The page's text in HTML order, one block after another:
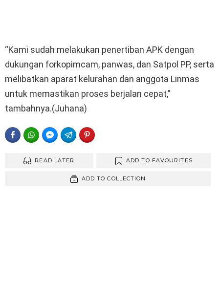
“Kami sudah melakukan penertiban APK dengan
dukungan forkopimcam, panwas, dan Satpol PP, serta
melibatkan aparat kelurahan dan anggota Linmas
untuk memastikan proses berjalan cepat,”
tambahnya.(Juhana)
FACEBOOKWHATSAPPFACEBOOK MESSENGER
TELEGRAM
READ LATER ADD TO FAVOURITES
ADD TO COLLECTION